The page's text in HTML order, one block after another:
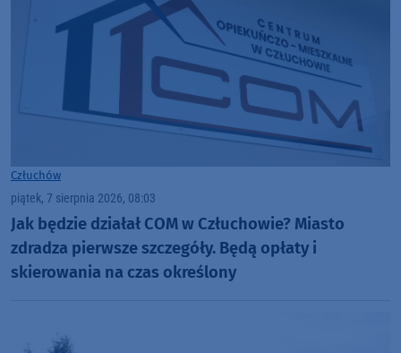
Człuchów
piątek, 7 sierpnia 2026, 08:03
Jak będzie działał COM w Człuchowie? Miasto
zdradza pierwsze szczegóły. Będą opłaty i
skierowania na czas określony